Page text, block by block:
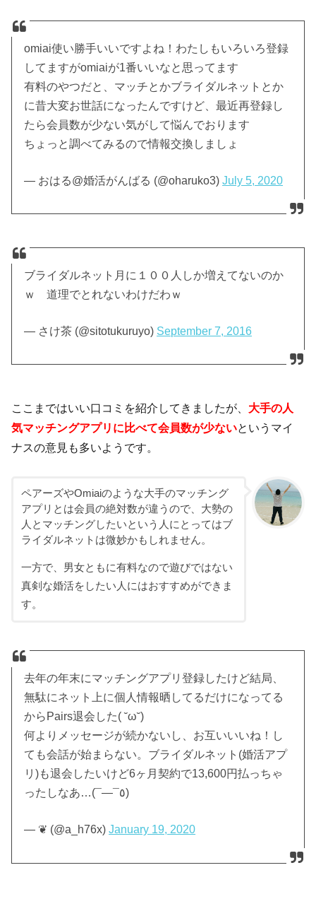
omiai使い勝手いいですよね！わたしもいろいろ登録
してますがomiaiが1番いいなと思ってます
有料のやつだと、マッチとかブライダルネットとか
に昔大変お世話になったんですけど、最近再登録し
たら会員数が少ない気がして悩んでおります
ちょっと調べてみるので情報交換しましょ
— おはる@婚活がんばる (@oharuko3)July 5, 2020
ブライダルネット月に１００人しか増えてないのか
ｗ 道理でとれないわけだわｗ
— さけ茶 (@sitotukuruyo) September 7, 2016
ここまではいい口コミを紹介してきましたが、 大手の人
気マッチングアプリに比べて会員数が少ないというマイ
ナスの意見も多いようです。
ペアーズやOmiaiのような大手のマッチング
アプリとは会員の絶対数が違うので、大勢の
人とマッチングしたいという人にとってはブ
ライダルネットは微妙かもしれません。
一方で、男女ともに有料なので遊びではない
真剣な婚活をしたい人にはおすすめができま
す。
去年の年末にマッチングアプリ登録したけど結局、
無駄にネット上に個人情報晒してるだけになってる
からPairs退会した( ˘ω˘)
何よりメッセージが続かないし、お互いいいね！し
ても会話が始まらない。ブライダルネット(婚活アプ
リ)も退会したいけど6ヶ月契約で13,600円払っちゃ
ったしなあ…(¯―¯٥)
— ❦ (@a_h76x)January 19, 2020